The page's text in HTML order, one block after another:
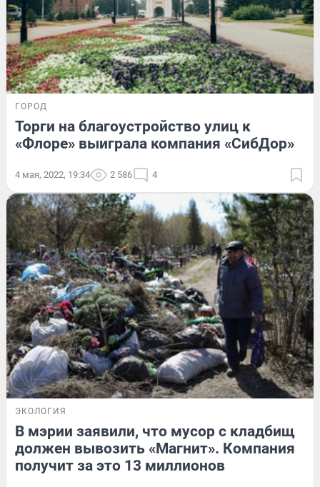
ГОРОД
Торги на благоустройство улиц к
«Флоре» выиграла компания «СибДор»
4 мая, 2022, 19:34 2 586 4
ЭКОЛОГИЯ
В мэрии заявили, что мусор с кладбищ
должен вывозить «Магнит». Компания
получит за это 13 миллионов